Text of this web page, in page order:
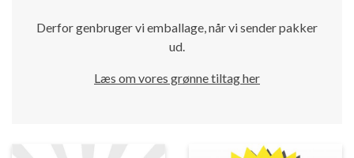
Derfor genbruger vi emballage, når vi sender pakker
ud.
Læs om vores grønne tiltag her